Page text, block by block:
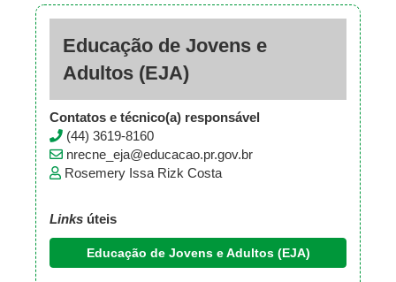
Educação de Jovens e
Adultos (EJA)
Contatos e técnico(a) responsável
(44) 3619-8160
nrecne_eja@educacao.pr.gov.br
Rosemery Issa Rizk Costa
Links úteis
Educação de Jovens e Adultos (EJA)